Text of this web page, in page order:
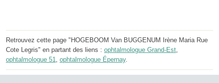
Retrouvez cette page "HOGEBOOM Van BUGGENUM Irène Maria Rue
Cote Legris" en partant des liens : ophtalmologue Grand-Est,
ophtalmologue 51, ophtalmologue Épernay.